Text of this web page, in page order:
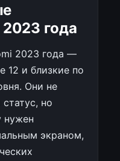
года
2023 года —
12 и близкие по
Они не
но
нужен
экраном,